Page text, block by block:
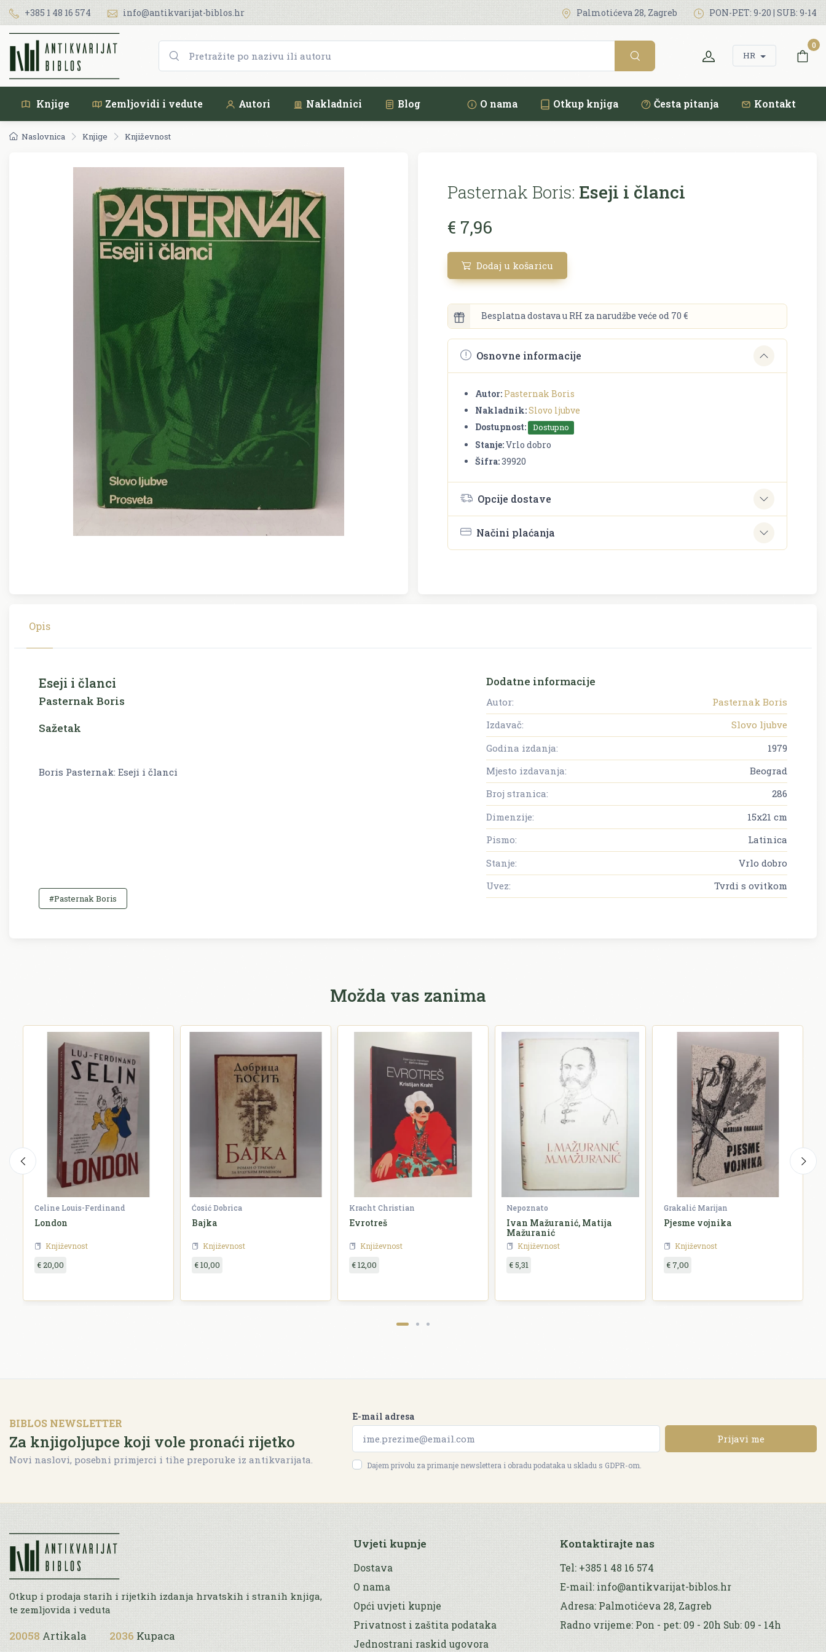
+385 1 48 16 574 info@antikvarijat-biblos.hr Palmotićeva 28, Zagreb PON-PET: 9-20 | SUB: 9-14
HR
0
Knjige Zemljovidi i vedute Autori Nakladnici Blog O nama Otkup knjiga Česta pitanja Kontakt
Naslovnica Knjige Književnost
Pasternak Boris: Eseji i članci
€ 7,96
Dodaj u košaricu
Besplatna dostava u RH za narudžbe veće od 70 €
Osnovne informacije
Autor: Pasternak Boris
Nakladnik:Slovo ljubve
Dostupnost:
Dostupno
Stanje:Vrlo dobro
Šifra:39920
Opcije dostave
Načini plaćanja
Opis
Eseji i članci
Pasternak Boris
Sažetak
Boris Pasternak: Eseji i članci
#Pasternak Boris
Dodatne informacije
Autor:
Pasternak Boris
Izdavač:
Slovo ljubve
Godina izdanja:
1979
Mjesto izdavanja:
Beograd
Broj stranica:
286
Dimenzije:
15x21 cm
Pismo:
Latinica
Stanje:
Vrlo dobro
Uvez:
Tvrdi s ovitkom
Možda vas zanima
Celine Louis-Ferdinand
London
Književnost
€ 20,00
Ćosić Dobrica
Bajka
Književnost
€ 10,00
Kracht Christian
Evrotreš
Književnost
€ 12,00
Nepoznato
Ivan Mažuranić, Matija
Mažuranić
Književnost
€ 5,31
Grakalić Marijan
Pjesme vojnika
Književnost
€ 7,00
BIBLOS NEWSLETTER
Za knjigoljupce koji vole pronaći rijetko
Novi naslovi, posebni primjerci i tihe preporuke iz antikvarijata.
E-mail adresa
Prijavi me
Dajem privolu za primanje newslettera i obradu podataka u skladu s GDPR-om.
Otkup i prodaja starih i rijetkih izdanja hrvatskih i stranih knjiga,
te zemljovida i veduta
20058 Artikala 2036 Kupaca
Uvjeti kupnje
Dostava
O nama
Opći uvjeti kupnje
Privatnost i zaštita podataka
Jednostrani raskid ugovora
Kontaktirajte nas
Tel: +385 1 48 16 574
E-mail: info@antikvarijat-biblos.hr
Adresa: Palmotićeva 28, Zagreb
Radno vrijeme: Pon - pet: 09 - 20h Sub: 09 - 14h